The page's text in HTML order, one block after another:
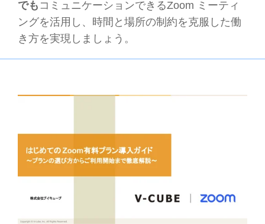
でも コミュニケーションできるZoom ミーティ
ングを活用し、時間と場所の制約を克服した働
き方を実現しましょう。